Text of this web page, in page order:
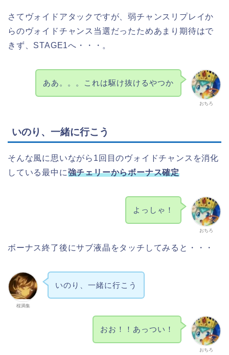
さてヴォイドアタックですが、弱チャンスリプレイか
らのヴォイドチャンス当選だったためあまり期待はで
きず、STAGE1へ・・・。
おちろ
ああ。。。これは駆け抜けるやつか
いのり、一緒に行こう
そんな風に思いながら1回目のヴォイドチャンスを消化
している最中に強チェリーからボーナス確定
おちろ
よっしゃ！
ボーナス終了後にサブ液晶をタッチしてみると・・・
桜満集
いのり、一緒に行こう
おちろ
おお！！あっつい！